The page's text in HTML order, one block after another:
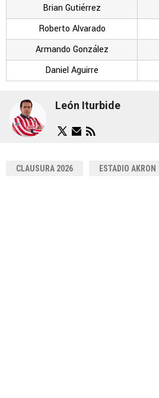
Brian Gutiérrez
Roberto Alvarado
Armando González
Daniel Aguirre
León Iturbide
CLAUSURA 2026 ESTADIO AKRON